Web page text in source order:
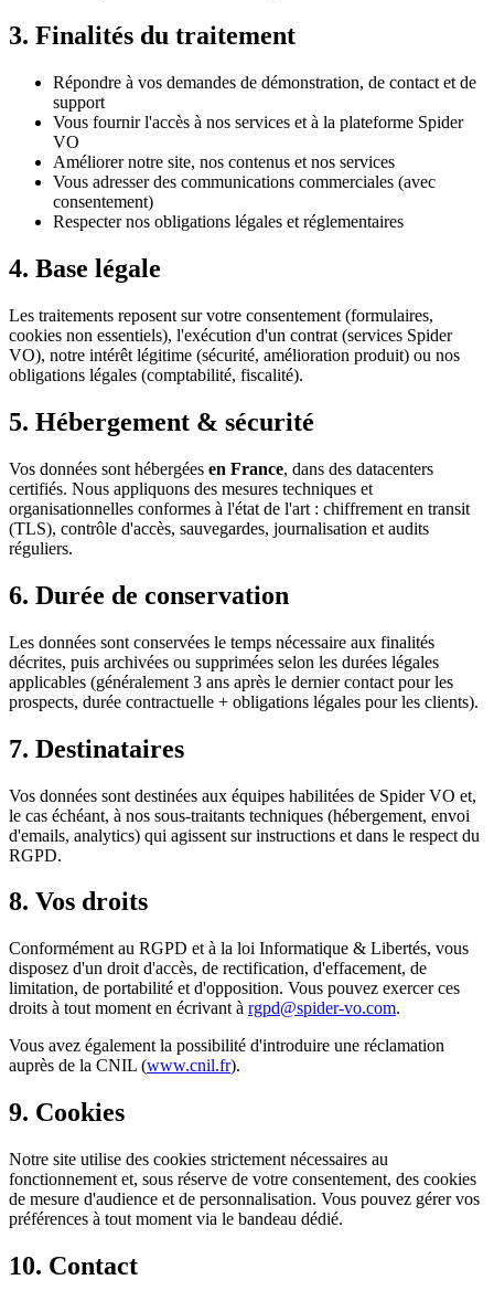
3. Finalités du traitement
Répondre à vos demandes de démonstration, de contact et de
support
Vous fournir l'accès à nos services et à la plateforme Spider
VO
Améliorer notre site, nos contenus et nos services
Vous adresser des communications commerciales (avec
consentement)
Respecter nos obligations légales et réglementaires
4. Base légale
Les traitements reposent sur votre consentement (formulaires,
cookies non essentiels), l'exécution d'un contrat (services Spider
VO), notre intérêt légitime (sécurité, amélioration produit) ou nos
obligations légales (comptabilité, fiscalité).
5. Hébergement & sécurité
Vos données sont hébergées en France, dans des datacenters
certifiés. Nous appliquons des mesures techniques et
organisationnelles conformes à l'état de l'art : chiffrement en transit
(TLS), contrôle d'accès, sauvegardes, journalisation et audits
réguliers.
6. Durée de conservation
Les données sont conservées le temps nécessaire aux finalités
décrites, puis archivées ou supprimées selon les durées légales
applicables (généralement 3 ans après le dernier contact pour les
prospects, durée contractuelle + obligations légales pour les clients).
7. Destinataires
Vos données sont destinées aux équipes habilitées de Spider VO et,
le cas échéant, à nos sous-traitants techniques (hébergement, envoi
d'emails, analytics) qui agissent sur instructions et dans le respect du
RGPD.
8. Vos droits
Conformément au RGPD et à la loi Informatique & Libertés, vous
disposez d'un droit d'accès, de rectification, d'effacement, de
limitation, de portabilité et d'opposition. Vous pouvez exercer ces
droits à tout moment en écrivant à rgpd@spider-vo.com.
Vous avez également la possibilité d'introduire une réclamation
auprès de la CNIL (www.cnil.fr).
9. Cookies
Notre site utilise des cookies strictement nécessaires au
fonctionnement et, sous réserve de votre consentement, des cookies
de mesure d'audience et de personnalisation. Vous pouvez gérer vos
préférences à tout moment via le bandeau dédié.
10. Contact